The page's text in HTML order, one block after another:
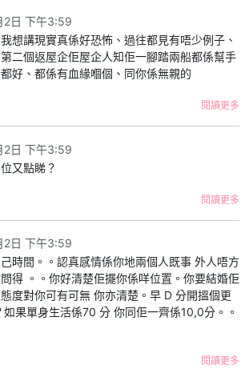
2日 下午3:59
想講現實真係好恐怖、過往都見有唔少例子、
二個返屋企佢屋企人知佢一腳踏兩船都係幫手
好、都係有血緣嗰個、同你係無親的
閱讀更多
2日 下午3:59
又點睇？
閱讀更多
2日 下午3:59
時間。。認真感情係你地兩個人既事 外人唔方
得 。。你好清楚佢擺你係咩位置。你要結婚佢
度對你可有可無 你亦清楚。早 D 分開搵個更
果單身生活係70 分 你同佢一齊係10,0分。。
閱讀更多